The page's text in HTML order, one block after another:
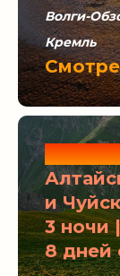
Волги-
Кремль
и
3 ночи
8 дней